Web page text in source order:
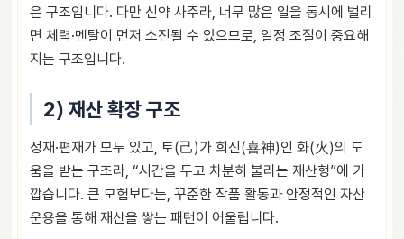
은 구조입니다. 다만 신약 사주라, 너무 많은 일을 동시에 벌리
면 체력·멘탈이 먼저 소진될 수 있으므로, 일정 조절이 중요해
지는 구조입니다.
2) 재산 확장 구조
정재·편재가 모두 있고, 토(己)가 희신(喜神)인 화(火)의 도
움을 받는 구조라, “시간을 두고 차분히 불리는 재산형”에 가
깝습니다. 큰 모험보다는, 꾸준한 작품 활동과 안정적인 자산
운용을 통해 재산을 쌓는 패턴이 어울립니다.